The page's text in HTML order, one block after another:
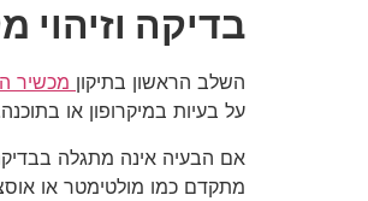
בדיקה וזיהוי
השלב הראשון בתיקון מכשיר
על בעיות במיקרופון או
אם הבעיה אינה מתגלה
מתקדם כמו מולטימטר או